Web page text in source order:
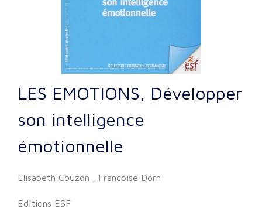
LES EMOTIONS, Développer
son intelligence
émotionnelle
Elisabeth Couzon , Françoise Dorn
Editions ESF